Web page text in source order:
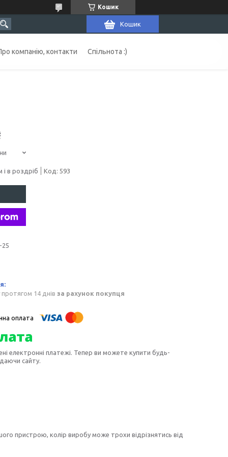
Кошик
Кошик
компанію, контакти Спільнота :)
в роздріб Код: 593
25
14 днів за рахунок покупця
електронні платежі. Тепер ви можете купити будь-
сайту.
пристрою, колір виробу може трохи відрізнятись від